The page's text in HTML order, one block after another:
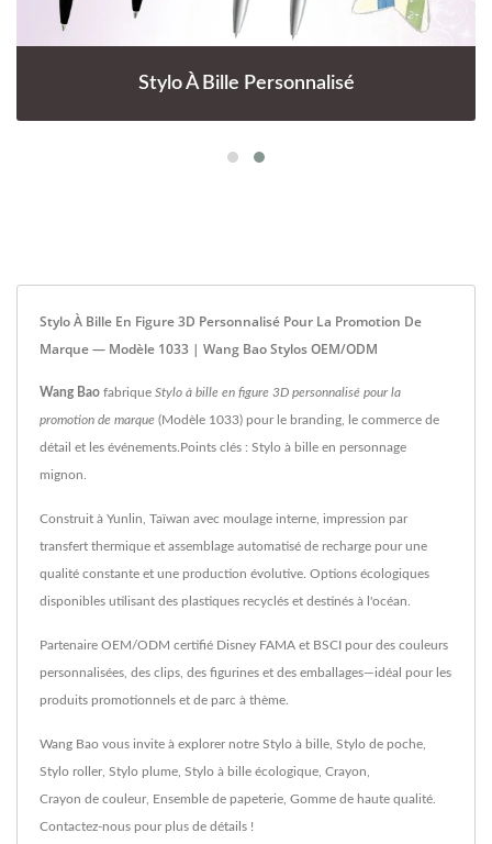
Stylo À Bille Personnalisé
Stylo À Bille En Figure 3D Personnalisé Pour La Promotion De
Marque — Modèle 1033 | Wang Bao Stylos OEM/ODM
Wang Bao fabrique Stylo à bille en figure 3D personnalisé pour la
promotion de marque (Modèle 1033) pour le branding, le commerce de
détail et les événements.Points clés : Stylo à bille en personnage
mignon.
Construit à Yunlin, Taïwan avec moulage interne, impression par
transfert thermique et assemblage automatisé de recharge pour une
qualité constante et une production évolutive. Options écologiques
disponibles utilisant des plastiques recyclés et destinés à l'océan.
Partenaire OEM/ODM certifié Disney FAMA et BSCI pour des couleurs
personnalisées, des clips, des figurines et des emballages—idéal pour les
produits promotionnels et de parc à thème.
Wang Bao vous invite à explorer notre Stylo à bille, Stylo de poche,
Stylo roller, Stylo plume, Stylo à bille écologique, Crayon,
Crayon de couleur, Ensemble de papeterie, Gomme de haute qualité.
Contactez-nous pour plus de détails !